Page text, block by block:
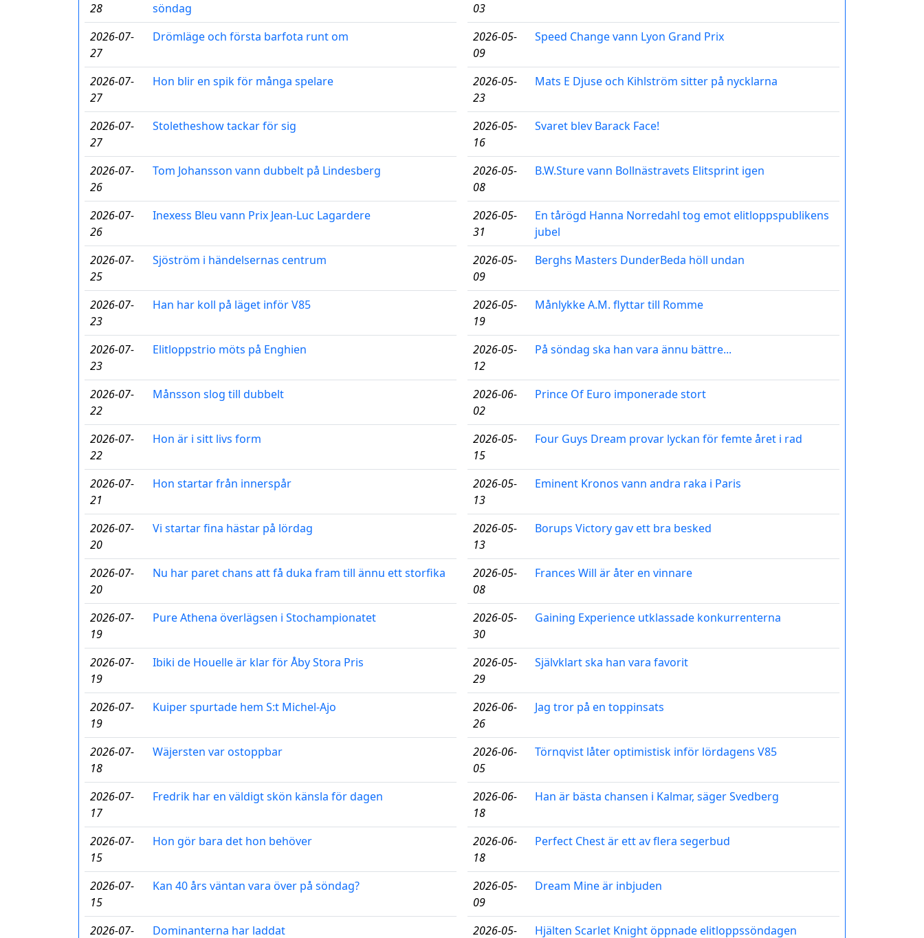
28
söndag
2026-07-
27
Drömläge och första barfota runt om
2026-07-
27
Hon blir en spik för många spelare
2026-07-
27
Stoletheshow tackar för sig
2026-07-
26
Tom Johansson vann dubbelt på Lindesberg
2026-07-
26
Inexess Bleu vann Prix Jean-Luc Lagardere
2026-07-
25
Sjöström i händelsernas centrum
2026-07-
23
Han har koll på läget inför V85
2026-07-
23
Elitloppstrio möts på Enghien
2026-07-
22
Månsson slog till dubbelt
2026-07-
22
Hon är i sitt livs form
2026-07-
21
Hon startar från innerspår
2026-07-
20
Vi startar fina hästar på lördag
2026-07-
20
Nu har paret chans att få duka fram till ännu ett storfika
2026-07-
19
Pure Athena överlägsen i Stochampionatet
2026-07-
19
Ibiki de Houelle är klar för Åby Stora Pris
2026-07-
19
Kuiper spurtade hem S:t Michel-Ajo
2026-07-
18
Wäjersten var ostoppbar
2026-07-
17
Fredrik har en väldigt skön känsla för dagen
2026-07-
15
Hon gör bara det hon behöver
2026-07-
15
Kan 40 års väntan vara över på söndag?
2026-07- Dominanterna har laddat
03
2026-05-
09
Speed Change vann Lyon Grand Prix
2026-05-
23
Mats E Djuse och Kihlström sitter på nycklarna
2026-05-
16
Svaret blev Barack Face!
2026-05-
08
B.W.Sture vann Bollnästravets Elitsprint igen
2026-05-
31
En tårögd Hanna Norredahl tog emot elitloppspublikens
jubel
2026-05-
09
Berghs Masters DunderBeda höll undan
2026-05-
19
Månlykke A.M. flyttar till Romme
2026-05-
12
På söndag ska han vara ännu bättre...
2026-06-
02
Prince Of Euro imponerade stort
2026-05-
15
Four Guys Dream provar lyckan för femte året i rad
2026-05-
13
Eminent Kronos vann andra raka i Paris
2026-05-
13
Borups Victory gav ett bra besked
2026-05-
08
Frances Will är åter en vinnare
2026-05-
30
Gaining Experience utklassade konkurrenterna
2026-05-
29
Självklart ska han vara favorit
2026-06-
26
Jag tror på en toppinsats
2026-06-
05
Törnqvist låter optimistisk inför lördagens V85
2026-06-
18
Han är bästa chansen i Kalmar, säger Svedberg
2026-06-
18
Perfect Chest är ett av flera segerbud
2026-05-
09
Dream Mine är inbjuden
2026-05- Hjälten Scarlet Knight öppnade elitloppssöndagen